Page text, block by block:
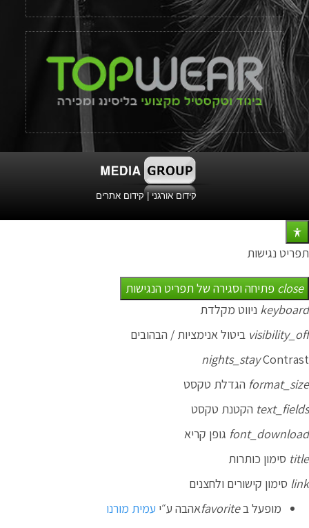
קידום אורגני|קידום אתרים
תפריט נגישות
close פתיחה וסגירה של תפריט הנגישות
keyboard ניווט מקלדת
visibility_off ביטול אנימציות / הבהובים
nights_stayContrast
format_size הגדלת טקסט
text_fields הקטנת טקסט
font_download גופן קריא
title סימון כותרות
link סימון קישורים ולחצנים
מופעל בfavoriteאהבה ע״י עמית מורנו